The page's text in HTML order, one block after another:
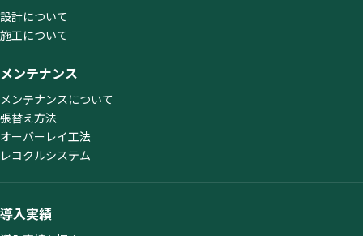
設計について
施工について
メンテナンス
メンテナンスについて
張替え方法
オーバーレイ工法
レコクルシステム
導入実績